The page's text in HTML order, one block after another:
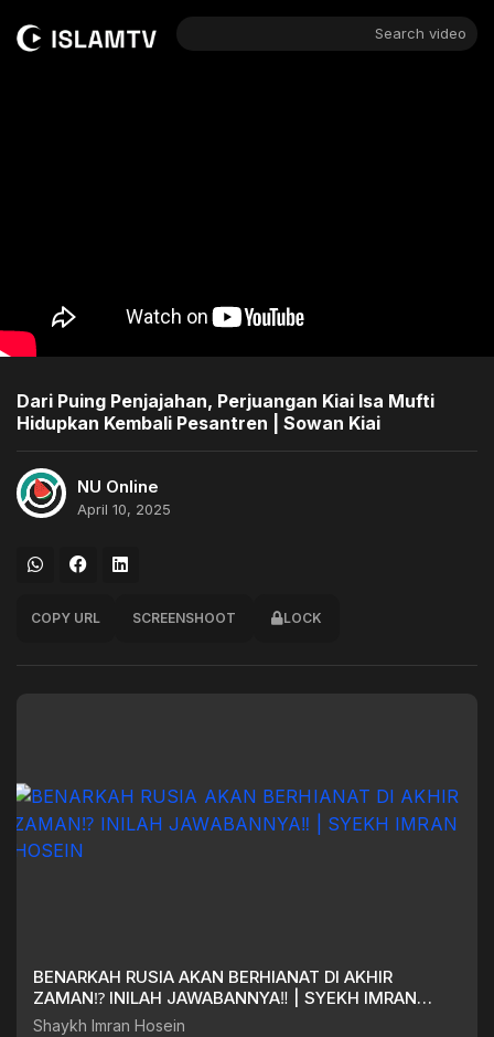
Search video
Dari Puing Penjajahan, Perjuangan Kiai Isa Mufti
Hidupkan Kembali Pesantren | Sowan Kiai
NU Online
April 10, 2025
COPY URL SCREENSHOOT LOCK
BENARKAH RUSIA AKAN BERHIANAT DI AKHIR
ZAMAN⁉️ INILAH JAWABANNYA‼️ | SYEKH IMRAN
HOSEIN
Shaykh Imran Hosein